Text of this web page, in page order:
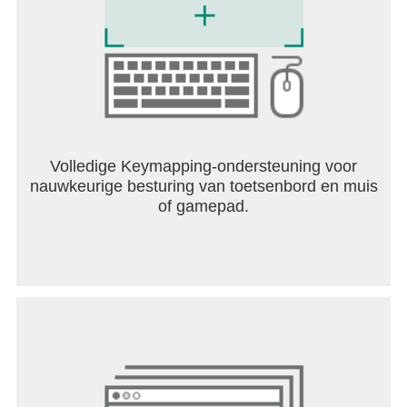
http://loveanddeepspace.infoldgames.com/en-EN/
https://www.facebook.com/LoveandDeepspaceEN
X (Twitter): https://twitter.com/Love_Deepspace
Volledige Keymapping-ondersteuning voor
nauwkeurige besturing van toetsenbord en muis
of gamepad.